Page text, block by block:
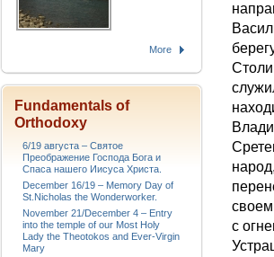
с
More
Fundamentals of
Orthodoxy
6/19 августа – Святое
Преображение Господа Бога и
Спаса нашего Иисуса Христа.
December 16/19 – Memory Day of
St.Nicholas the Wonderworker.
November 21/December 4 – Entry
into the temple of our Most Holy
Lady the Theotokos and Ever-Virgin
Mary